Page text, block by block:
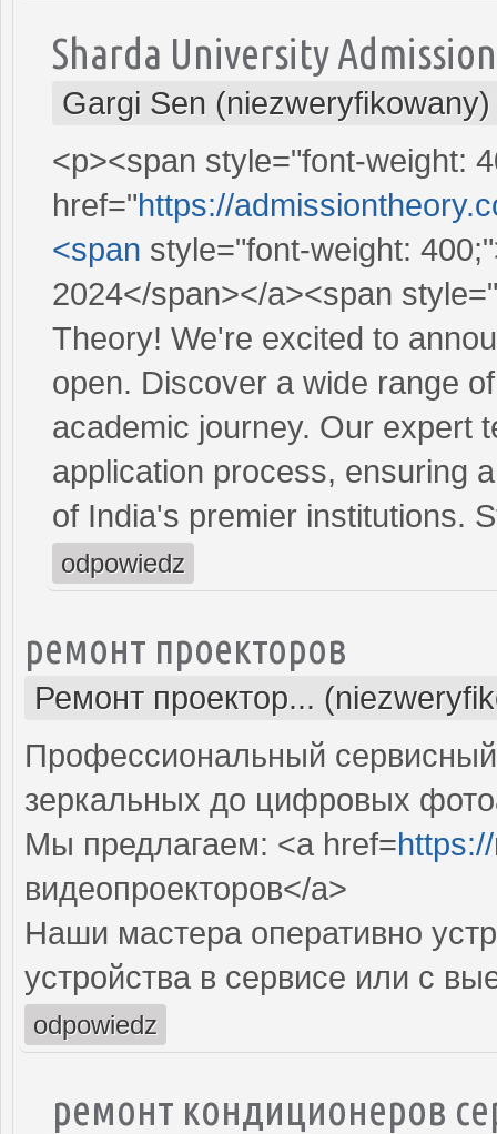
Sharda University
Gargi Sen (niezweryfikowany)
<p><span style="font-weight:
href="https://
<span style="font-weight:
2024</span></a><span
Theory! We're excited to
open. Discover a wide range
academic journey. Our expert
application process, ensuring
of India's premier institutions.
odpowiedz
ремонт проекторов
Ремонт проектор...
Профессиональный
зеркальных до цифровых
Мы предлагаем: <a href=
видеопроекторов</a>
Наши мастера оперативно
устройства в сервисе или с
odpowiedz
ремонт кондиционеров